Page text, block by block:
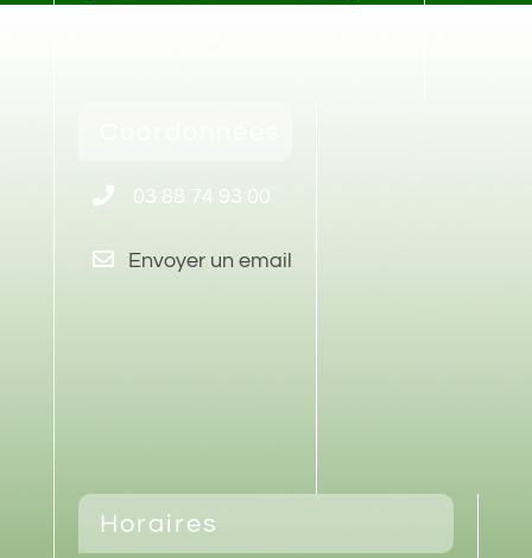
03 88 74 93 00
Envoyer un email
Horaires